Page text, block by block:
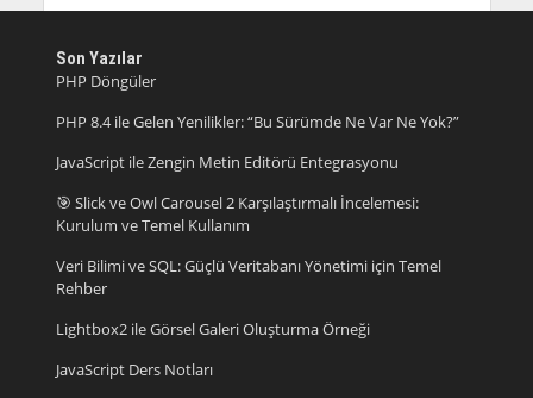
Son Yazılar
PHP Döngüler
PHP 8.4 ile Gelen Yenilikler: “Bu Sürümde Ne Var Ne Yok?”
JavaScript ile Zengin Metin Editörü Entegrasyonu
🎯 Slick ve Owl Carousel 2 Karşılaştırmalı İncelemesi:
Kurulum ve Temel Kullanım
Veri Bilimi ve SQL: Güçlü Veritabanı Yönetimi için Temel
Rehber
Lightbox2 ile Görsel Galeri Oluşturma Örneği
JavaScript Ders Notları